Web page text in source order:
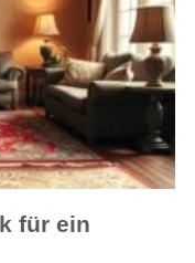
für ein